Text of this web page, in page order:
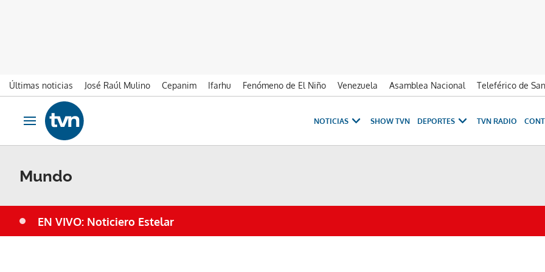
Últimas noticias José Raúl Mulino Cepanim Ifarhu Fenómeno de El Niño Venezuela Asamblea Nacional Teleférico de
Ir al contenido
Obrir navegació
NOTICIAS SHOW TVN DEPORTES TVN RADIO
Mundo
EN VIVO: Noticiero Estelar